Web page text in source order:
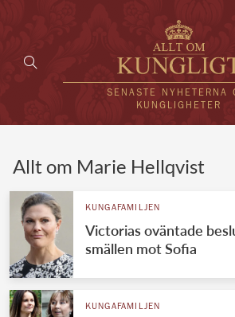
SENASTE NYHETERNA
KUNGLIGHETER
UTLÄNDSKT
VÄRLDENS
Allt om Marie Hellqvist
KUNGAFAMILJEN
Victorias oväntade
smällen mot Sofia
KUNGAFAMILJEN